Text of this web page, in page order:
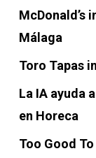
McDonald’s
Málaga
Toro Tapas
La IA ayuda
en Horeca
Too Good